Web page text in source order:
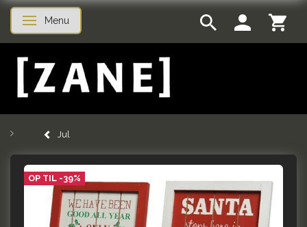
Skifte navigation
Menu
Jul
OP TIL -39%